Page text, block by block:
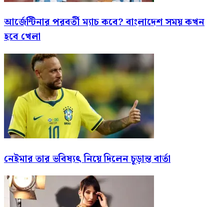
আর্জেন্টিনার পরবর্তী ম্যাচ কবে? বাংলাদেশ সময় কখন
হবে খেলা
নেইমার তার ভবিষ্যৎ নিয়ে দিলেন চূড়ান্ত বার্তা